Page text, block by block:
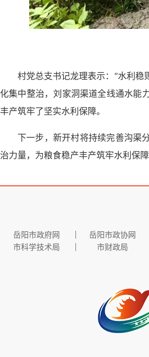
村党总支书记龙理表示：“水利
化集中整治，刘家洞渠道全线通水能
丰产筑牢了坚实水利保障。
下一步，新开村将持续完善沟渠
治力量，为粮食稳产丰产筑牢水利保障
岳阳市政府网 岳阳市政协网
市科学技术局
市财政局